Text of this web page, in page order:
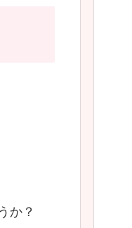
か？